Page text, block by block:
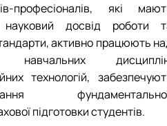
професіоналів, які
досвід роботи
активно працюють
навчальних
технологій,
підготовки студентів.